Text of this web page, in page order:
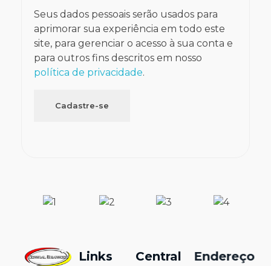
Seus dados pessoais serão usados ​​para
aprimorar sua experiência em todo este
site, para gerenciar o acesso à sua conta e
para outros fins descritos em nosso
política de privacidade.
Cadastre-se
Links
Central
Endereço